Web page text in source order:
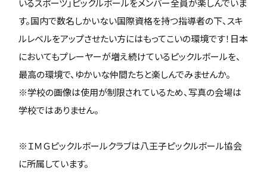
いるスポーツ」ピックルボールをメンバー全員が楽しんでいま
す。国内で数名しかいない国際資格を持つ指導者の下、スキ
ルレベルをアップさせたい方にはもってこいの環境です！日本
においてもプレーヤーが増え続けているピックルボールを、
最高の環境で、ゆかいな仲間たちと楽しんでみませんか。
※学校の画像は使用が制限されているため、写真の会場は
学校ではありません。
※ＩＭＧピックルボールクラブは八王子ピックルボール協会
に所属しています。